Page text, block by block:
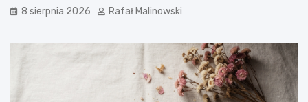
8 sierpnia 2026 Rafał Malinowski